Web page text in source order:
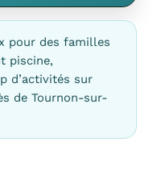
pour des familles
piscine,
d’activités sur
de Tournon-sur-